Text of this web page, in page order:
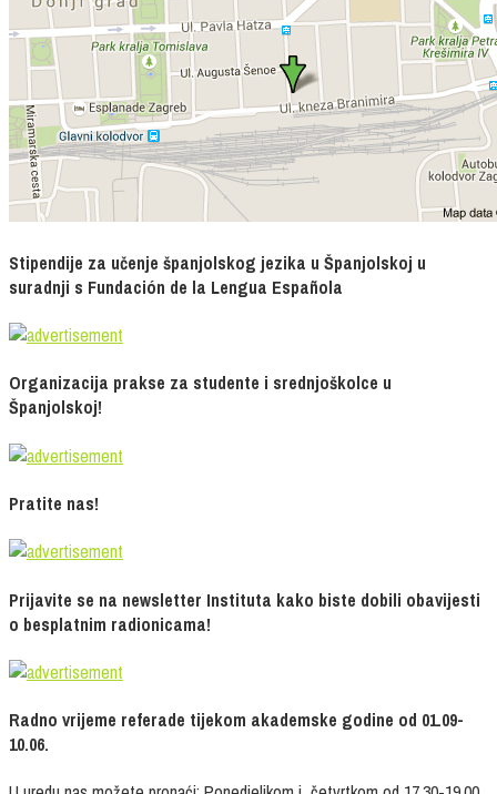
Stipendije za učenje španjolskog jezika u Španjolskoj u
suradnji s Fundación de la Lengua Española
Organizacija prakse za studente i srednjoškolce u
Španjolskoj!
Pratite nas!
Prijavite se na newsletter Instituta kako biste dobili obavijesti
o besplatnim radionicama!
Radno vrijeme referade tijekom akademske godine od 01.09-
10.06.